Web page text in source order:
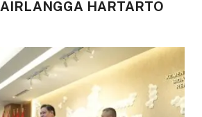
AIRLANGGA HARTARTO